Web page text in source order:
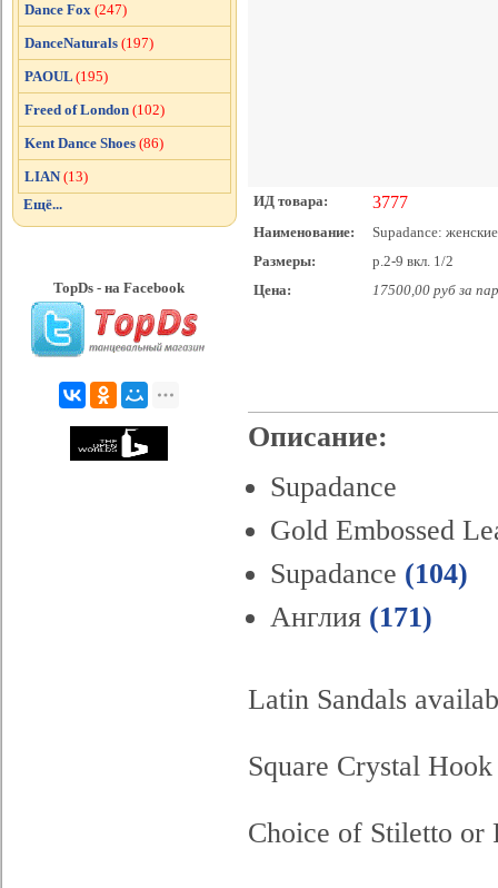
ИД товара: 3777
Наименование:
Supadance:
Размеры:
р.2-9 вкл. 1/2
Цена:
17500,00 руб за
Описание:
Supadance
Gold Embossed
Supadance (104)
Англия (171)
Latin Sandals
Square Crystal
Choice of Stiletto or
Dance Fox (247)
DanceNaturals (197)
PAOUL (195)
Freed of London (102)
Kent Dance Shoes (86)
LIAN (13)
Ещё...
TopDs - на Facebook